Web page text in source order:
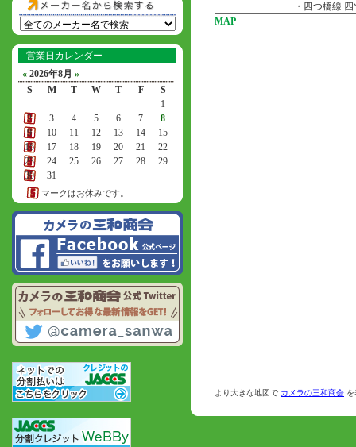
営業日カレンダー
« 2026年8月 »
S
M T W T F
S
1
2
3 4 5 6 7
8
9
10 11 12 13 14
15
16
17 18 19 20 21
22
23
24 25 26 27 28
29
30
31
マークはお休みです。
・四つ橋線
MAP
より大きな地図で カメラの三和商会